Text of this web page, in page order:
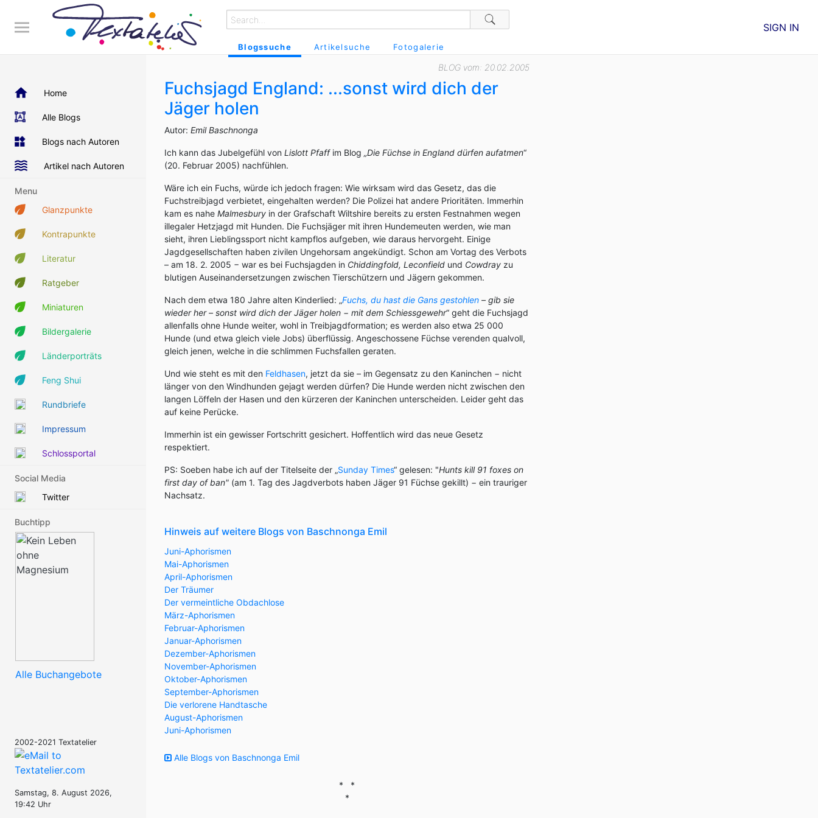
Blogssuche Artikelsuche Fotogalerie
SIGN IN
Home
Alle Blogs
Blogs nach Autoren
Artikel nach Autoren
Menu
Glanzpunkte
Kontrapunkte
Literatur
Ratgeber
Miniaturen
Bildergalerie
Länderporträts
Feng Shui
Rundbriefe
Impressum
Schlossportal
Social Media
Twitter
Buchtipp
Alle Buchangebote
2002-2021 Textatelier
Samstag, 8. August 2026,
19:42 Uhr
BLOG vom: 20.02.2005
Fuchsjagd England: ...sonst wird dich der
Jäger holen
Autor: Emil Baschnonga
Ich kann das Jubelgefühl von Lislott Pfaffim Blog „Die Füchse in England dürfen aufatmen“
(20. Februar 2005) nachfühlen.
Wäre ich ein Fuchs, würde ich jedoch fragen: Wie wirksam wird das Gesetz, das die
Fuchstreibjagd verbietet, eingehalten werden? Die Polizei hat andere Prioritäten. Immerhin
kam es nahe Malmesbury in der Grafschaft Wiltshire bereits zu ersten Festnahmen wegen
illegaler Hetzjagd mit Hunden. Die Fuchsjäger mit ihren Hundemeuten werden, wie man
sieht, ihren Lieblingssport nicht kampflos aufgeben, wie daraus hervorgeht. Einige
Jagdgesellschaften haben zivilen Ungehorsam angekündigt. Schon am Vortag des Verbots
– am 18. 2. 2005 − war es bei Fuchsjagden in Chiddingfold, Leconfield und Cowdray zu
blutigen Auseinandersetzungen zwischen Tierschützern und Jägern gekommen.
Nach dem etwa 180 Jahre alten Kinderlied: „Fuchs, du hast die Gans gestohlen – gib sie
wieder her – sonst wird dich der Jäger holen − mit dem Schiessgewehr“ geht die Fuchsjagd
allenfalls ohne Hunde weiter, wohl in Treibjagdformation; es werden also etwa 25 000
Hunde (und etwa gleich viele Jobs) überflüssig. Angeschossene Füchse verenden qualvoll,
gleich jenen, welche in die schlimmen Fuchsfallen geraten.
Und wie steht es mit den Feldhasen, jetzt da sie – im Gegensatz zu den Kaninchen − nicht
länger von den Windhunden gejagt werden dürfen? Die Hunde werden nicht zwischen den
langen Löffeln der Hasen und den kürzeren der Kaninchen unterscheiden. Leider geht das
auf keine Perücke.
Immerhin ist ein gewisser Fortschritt gesichert. Hoffentlich wird das neue Gesetz
respektiert.
PS: Soeben habe ich auf der Titelseite der „Sunday Times“ gelesen: "Hunts kill 91 foxes on
first day of ban" (am 1. Tag des Jagdverbots haben Jäger 91 Füchse gekillt) − ein trauriger
Nachsatz.
Hinweis auf weitere Blogs von Baschnonga Emil
Juni-Aphorismen
Mai-Aphorismen
April-Aphorismen
Der Träumer
Der vermeintliche Obdachlose
März-Aphorismen
Februar-Aphorismen
Januar-Aphorismen
Dezember-Aphorismen
November-Aphorismen
Oktober-Aphorismen
September-Aphorismen
Die verlorene Handtasche
August-Aphorismen
Juni-Aphorismen
Alle Blogs von Baschnonga Emil
* *
*